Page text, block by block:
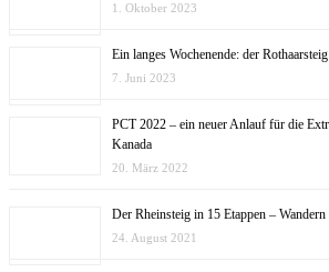
1. Oktober 2023
Ein langes Wochenende: der
7. Juni 2023
PCT 2022 – ein neuer Anlauf für die
Kanada
20. März 2022
Der Rheinsteig in 15 Etappen –
24. August 2021